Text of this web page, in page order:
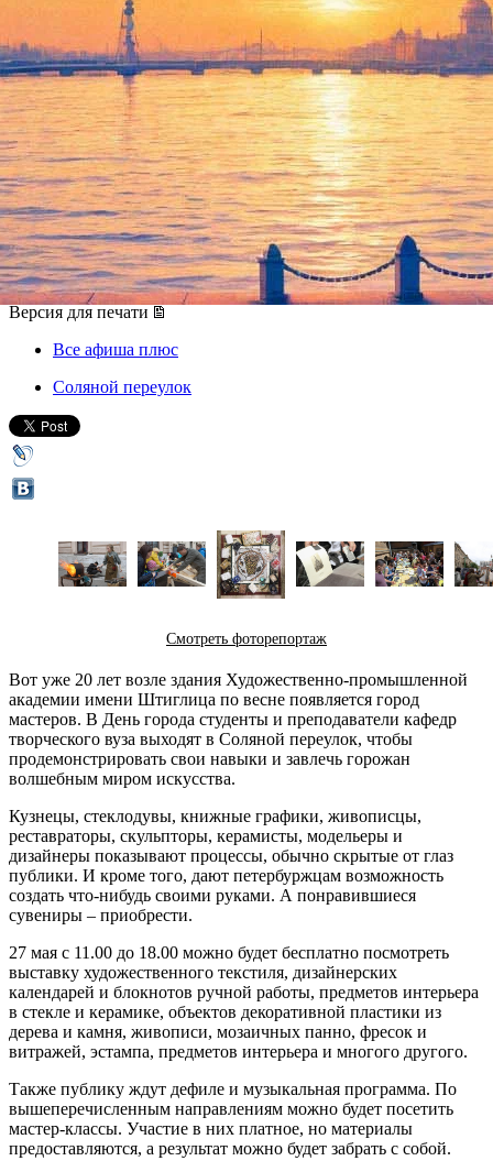
Город мастеров вновь
вырастет возле Академии
Штиглица
27 мая 2017, суббота,11.00
Версия для печати
Все афиша плюс
Соляной переулок
Смотреть фоторепортаж
Вот уже 20 лет возле здания Художественно-промышленной
академии имени Штиглица по весне появляется город
мастеров. В День города студенты и преподаватели кафедр
творческого вуза выходят в Соляной переулок, чтобы
продемонстрировать свои навыки и завлечь горожан
волшебным миром искусства.
Кузнецы, стеклодувы, книжные графики, живописцы,
реставраторы, скульпторы, керамисты, модельеры и
дизайнеры показывают процессы, обычно скрытые от глаз
публики. И кроме того, дают петербуржцам возможность
создать что-нибудь своими руками. А понравившиеся
сувениры – приобрести.
27 мая с 11.00 до 18.00 можно будет бесплатно посмотреть
выставку художественного текстиля, дизайнерских
календарей и блокнотов ручной работы, предметов интерьера
в стекле и керамике, объектов декоративной пластики из
дерева и камня, живописи, мозаичных панно, фресок и
витражей, эстампа, предметов интерьера и многого другого.
Также публику ждут дефиле и музыкальная программа. По
вышеперечисленным направлениям можно будет посетить
мастер-классы. Участие в них платное, но материалы
предоставляются, а результат можно будет забрать с собой.